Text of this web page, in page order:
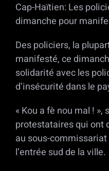
Cap-Haïtien: Les
dimanche pour
Des policiers, la
manifesté, ce
solidarité avec les
d’insécurité dans le
« Kou a fè nou mal !
protestataires qui ont
au sous-
l’entrée sud de la ville.